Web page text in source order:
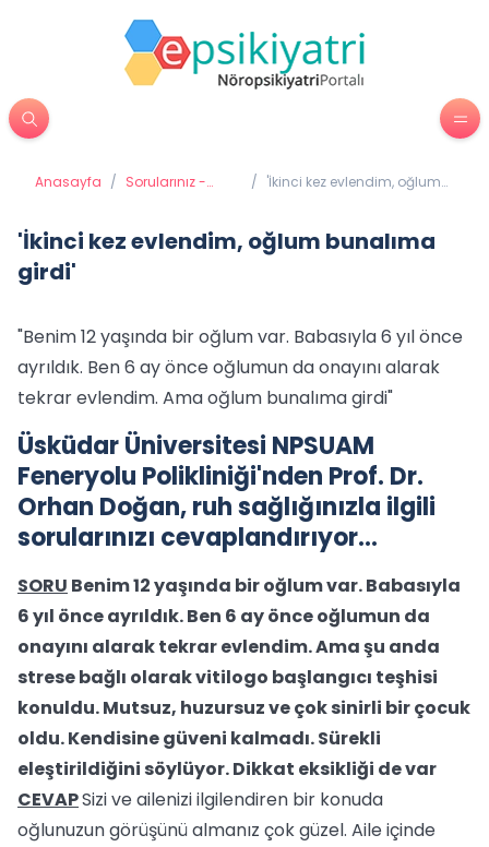
Anasayfa / Sorularınız -
/ 'İkinci kez evlendim, oğlum
'İkinci kez evlendim, oğlum bunalıma
girdi'
"Benim 12 yaşında bir oğlum var. Babasıyla 6 yıl önce
ayrıldık. Ben 6 ay önce oğlumun da onayını alarak
tekrar evlendim. Ama oğlum bunalıma girdi"
Üsküdar Üniversitesi NPSUAM
Feneryolu Polikliniği'nden Prof. Dr.
Orhan Doğan, ruh sağlığınızla ilgili
sorularınızı cevaplandırıyor…
SORU Benim 12 yaşında bir oğlum var. Babasıyla
6 yıl önce ayrıldık. Ben 6 ay önce oğlumun da
onayını alarak tekrar evlendim. Ama şu anda
strese bağlı olarak vitilogo başlangıcı teşhisi
konuldu. Mutsuz, huzursuz ve çok sinirli bir çocuk
oldu. Kendisine güveni kalmadı. Sürekli
eleştirildiğini söylüyor. Dikkat eksikliği de var
CEVAPSizi ve ailenizi ilgilendiren bir konuda
oğlunuzun görüşünü almanız çok güzel. Aile içinde